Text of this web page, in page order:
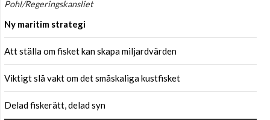
Pohl/Regeringskansliet
Ny maritim strategi
Att ställa om fisket kan skapa miljardvärden
Viktigt slå vakt om det småskaliga kustfisket
Delad fiskerätt, delad syn